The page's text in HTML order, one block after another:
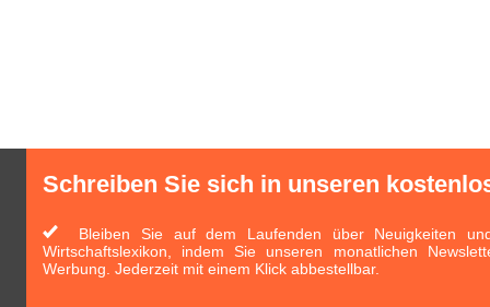
Schreiben Sie sich in unseren
Bleiben Sie auf dem Laufenden über Neuigkeiten
Wirtschaftslexikon, indem Sie unseren monatlichen
Werbung. Jederzeit mit einem Klick abbestellbar.